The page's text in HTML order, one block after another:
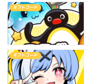
ギフトコード
ギフトコード